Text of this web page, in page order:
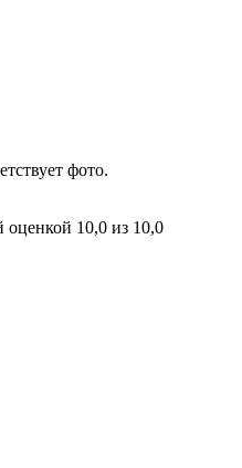
фото.
оценкой 10,0 из 10,0